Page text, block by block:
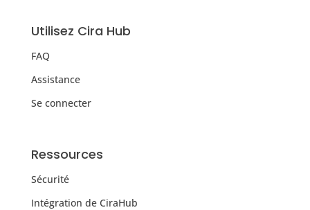
Utilisez Cira Hub
FAQ
Assistance
Se connecter
Ressources
Sécurité
Intégration de CiraHub